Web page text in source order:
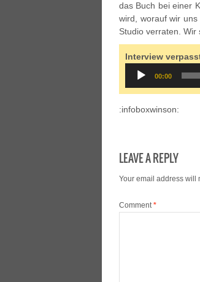
das Buch bei einer
wird, worauf wir
Studio verraten. Wir
Interview
Audio
Player
00:00
:infoboxwinson:
LEAVE A REPLY
Your email address will
Comment*